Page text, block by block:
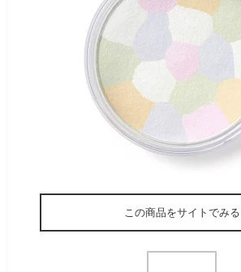
この商品をサイトでみる